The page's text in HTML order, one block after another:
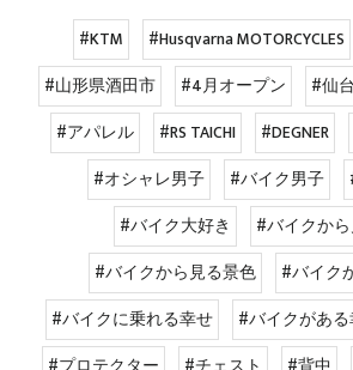
#KTM #Husqvarna MOTORCYCLES
#山形県酒田市
#4月オープン #仙
#アパレル
#RS TAICHI #DEGNER
#オシャレ男子
#バイク男子
#バイク大好き
#バイクか
#バイクから見る景色
#バイク
#バイクに乗れる幸せ
#バイクがあ